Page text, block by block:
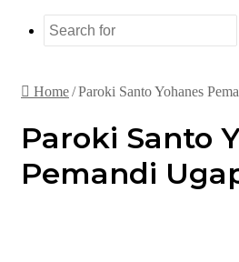
Home/Paroki Santo Yohanes
Paroki Santo
Pemandi